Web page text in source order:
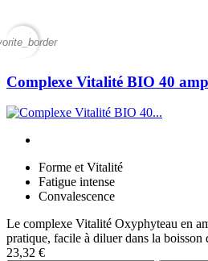
Complexe Vitalité BIO 40
Forme et Vitalité
Fatigue intense
Convalescence
Le complexe Vitalité Oxyphyteau en
pratique, facile à diluer dans la boisson
23,32 €